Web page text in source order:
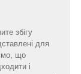
збігу
для
що
і